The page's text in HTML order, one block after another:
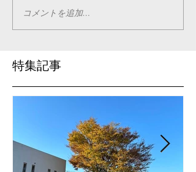
コメントを追加…
特集記事